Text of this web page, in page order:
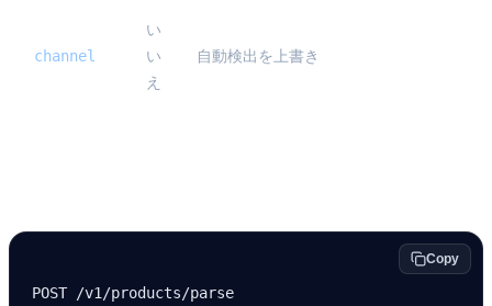
channel
い
い
え
自動検出を上書き
Copy
POST /v1 /products/parse